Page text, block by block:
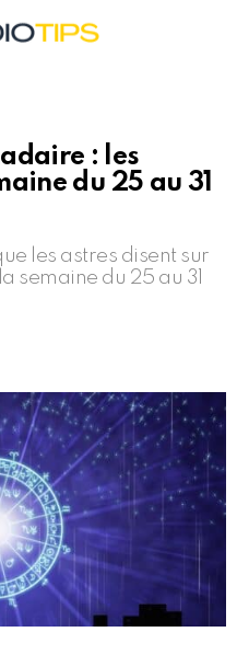
: les
du 25 au 31
les astres disent sur
semaine du 25 au 31